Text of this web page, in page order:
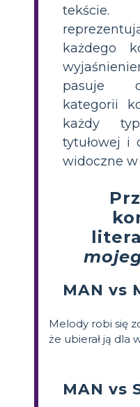
każdego
pasuje
kategorii
każdy
tytułowej i
widoczne
MAN vs
Melody robi się
że ubierał ją dla
MAN vs